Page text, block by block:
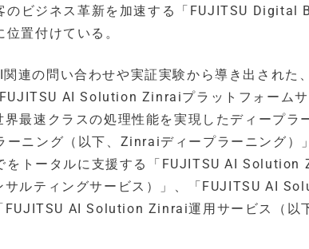
のビジネス革新を加速する「FUJITSU
置付けている。
連の問い合わせや実証実験から導き出された
AI Solution Zinraiプラットフォームサ
最速クラスの処理性能を実現したディープラ
ニング（以下、Zinraiディープラーニング）
をトータルに支援する「FUJITSU AI Solution
ルティングサービス）」、「FUJITSU AI
FUJITSU AI Solution Zinrai運用サービス（以